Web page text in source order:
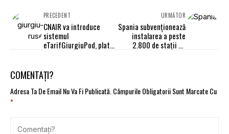
PRECEDENT
CNAIR va introduce
sistemul
eTarifGiurgiuPod, plata
Dunăre de la Giurgiu-
Ruse
URMĂTOR
Spania subvenționează
instalarea a peste
2.800 de stații de
COMENTAȚI?
Adresa Ta De Email Nu Va Fi Publicată.Câmpurile Obligatorii Sunt Marcate Cu
*